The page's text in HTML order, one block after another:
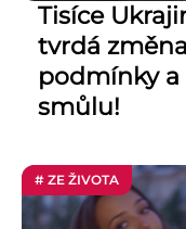
Tisíce
tvrdá
podmínky
smůlu!
# ZE ŽIVOTA